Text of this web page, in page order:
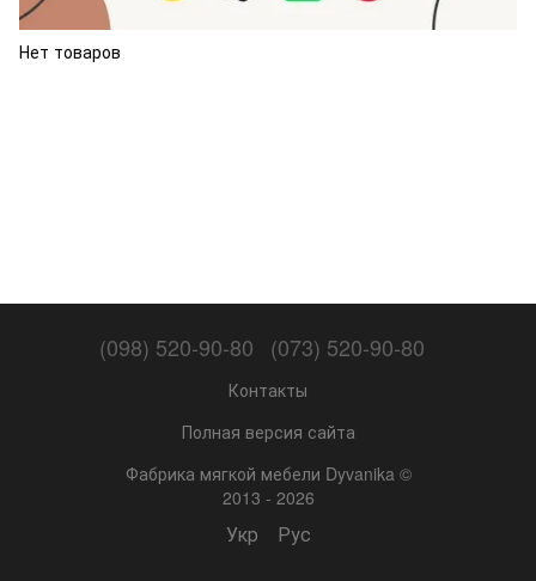
Нет товаров
(098) 520-90-80 (073) 520-90-80
Контакты
Полная версия сайта
Фабрика мягкой мебели Dyvanika ©
2013 - 2026
Укр Рус